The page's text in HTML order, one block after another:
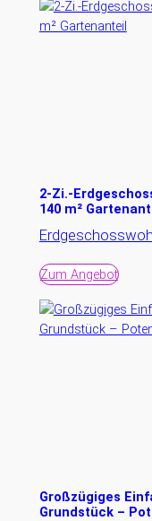
2-Zi.-
140 m²
Zum Angebot
Großzügiges
Grundstück –